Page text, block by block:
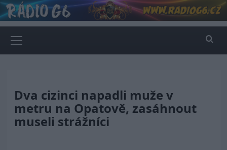
Skip
to
content
Menu
Dva cizinci napadli muže v
metru na Opatově, zasáhnout
museli strážníci